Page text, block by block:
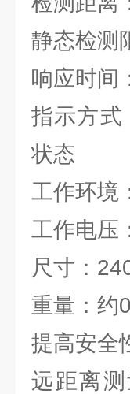
静态检测
响应时间
指示方式
状态
工作环境
工作电压
尺寸：
重量：约
提高安全
远距离